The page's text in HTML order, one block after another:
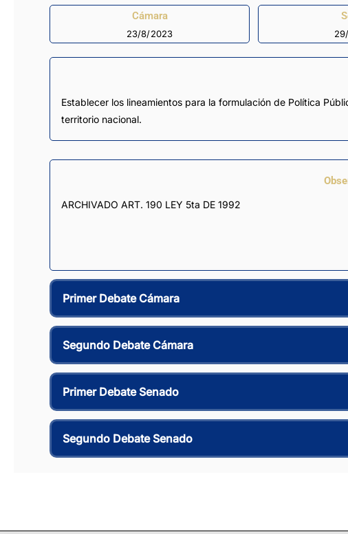
Cámara
23/8/2023
Establecer los lineamientos para la formulación de Política
territorio nacional.
ARCHIVADO ART. 190 LEY 5ta DE 1992
Primer Debate Cámara
Segundo Debate Cámara
Primer Debate Senado
Segundo Debate Senado